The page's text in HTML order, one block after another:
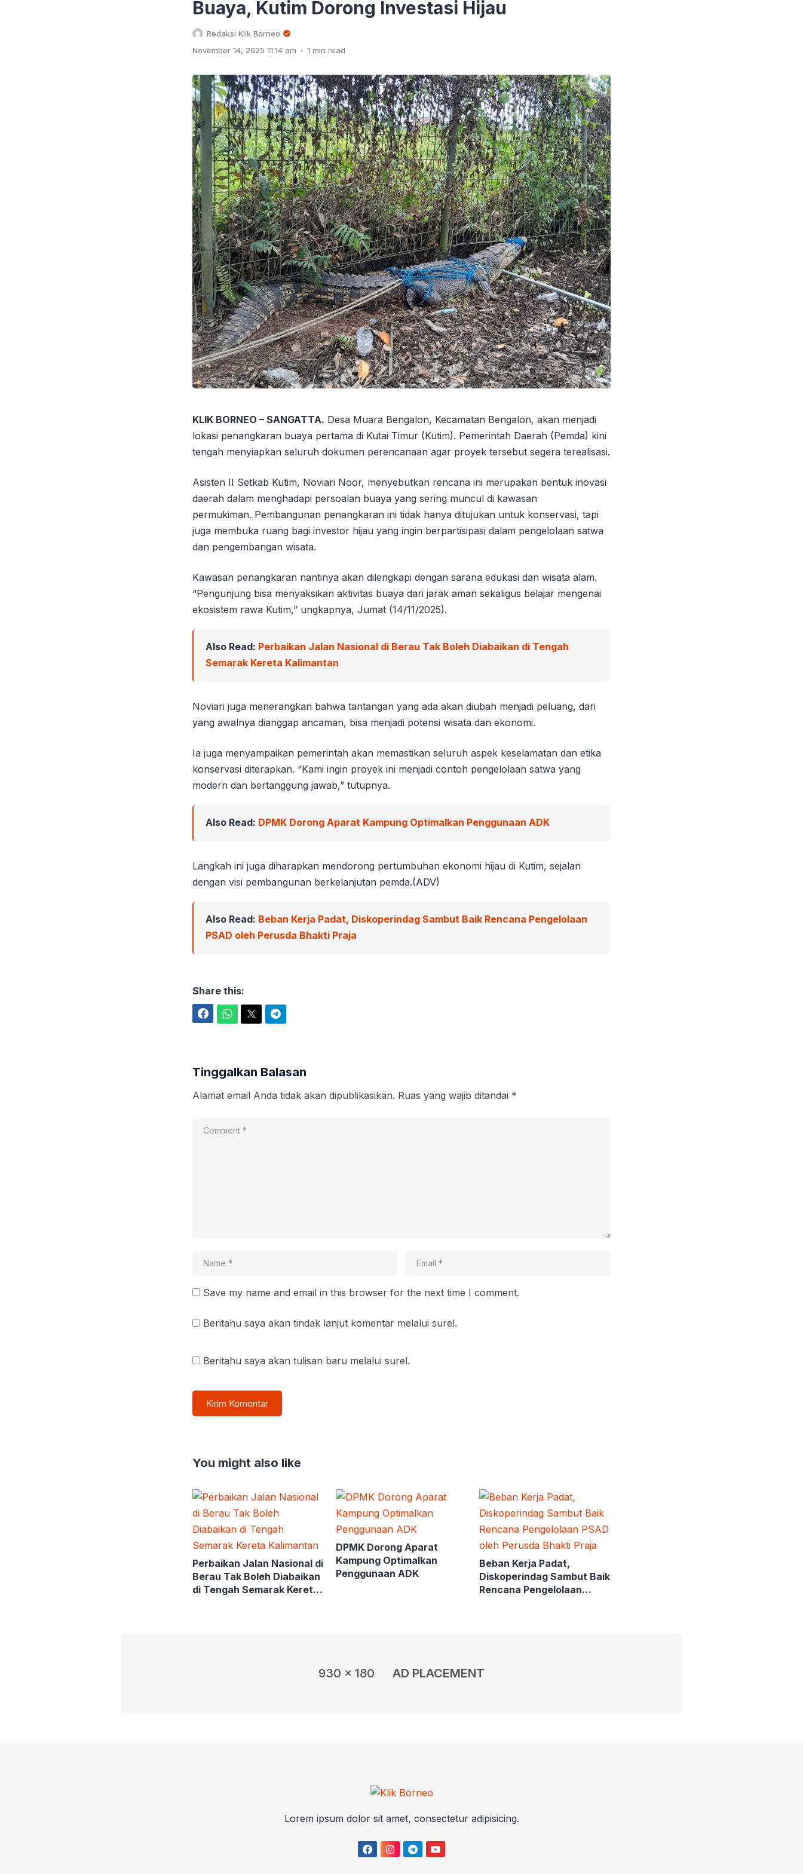
Buaya, Kutim Dorong Investasi Hijau
Redaksi Klik Borneo
November 14, 2025 11:14 am . 1 min read
KLIK BORNEO – SANGATTA. Desa Muara Bengalon, Kecamatan Bengalon, akan menjadi
lokasi penangkaran buaya pertama di Kutai Timur (Kutim). Pemerintah Daerah (Pemda) kini
tengah menyiapkan seluruh dokumen perencanaan agar proyek tersebut segera terealisasi.
Asisten II Setkab Kutim, Noviari Noor, menyebutkan rencana ini merupakan bentuk inovasi
daerah dalam menghadapi persoalan buaya yang sering muncul di kawasan
permukiman. Pembangunan penangkaran ini tidak hanya ditujukan untuk konservasi, tapi
juga membuka ruang bagi investor hijau yang ingin berpartisipasi dalam pengelolaan satwa
dan pengembangan wisata.
Kawasan penangkaran nantinya akan dilengkapi dengan sarana edukasi dan wisata alam.
“Pengunjung bisa menyaksikan aktivitas buaya dari jarak aman sekaligus belajar mengenai
ekosistem rawa Kutim,” ungkapnya, Jumat (14/11/2025).
Also Read: Perbaikan Jalan Nasional di Berau Tak Boleh Diabaikan di Tengah
Semarak Kereta Kalimantan
Noviari juga menerangkan bahwa tantangan yang ada akan diubah menjadi peluang, dari
yang awalnya dianggap ancaman, bisa menjadi potensi wisata dan ekonomi.
Ia juga menyampaikan pemerintah akan memastikan seluruh aspek keselamatan dan etika
konservasi diterapkan. “Kami ingin proyek ini menjadi contoh pengelolaan satwa yang
modern dan bertanggung jawab,” tutupnya.
Also Read: DPMK Dorong Aparat Kampung Optimalkan Penggunaan ADK
Langkah ini juga diharapkan mendorong pertumbuhan ekonomi hijau di Kutim, sejalan
dengan visi pembangunan berkelanjutan pemda.(ADV)
Also Read: Beban Kerja Padat, Diskoperindag Sambut Baik Rencana Pengelolaan
PSAD oleh Perusda Bhakti Praja
Share this:
Tinggalkan Balasan
Alamat email Anda tidak akan dipublikasikan. Ruas yang wajib ditandai *
Save my name and email in this browser for the next time I comment.
Beritahu saya akan tindak lanjut komentar melalui surel.
Beritahu saya akan tulisan baru melalui surel.
You might also like
Perbaikan Jalan Nasional di
Berau Tak Boleh Diabaikan
di Tengah Semarak Kereta
DPMK Dorong Aparat
Kampung Optimalkan
Penggunaan ADK
Beban Kerja Padat,
Diskoperindag Sambut Baik
Rencana Pengelolaan
930 x 180 AD PLACEMENT
Lorem ipsum dolor sit amet, consectetur adipisicing.